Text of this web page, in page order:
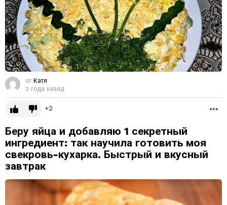
от Катя
2 года назад
2
Беру яйца и добавляю 1 секретный
ингредиент: так научила готовить моя
свекровь-кухарка. Быстрый и вкусный
завтрак